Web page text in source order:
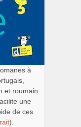
à
et roumain.
une
de ces
).